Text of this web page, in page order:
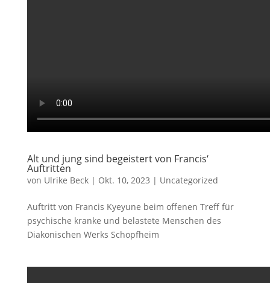
Alt und jung sind begeistert von Francis‘
Auftritten
von Ulrike Beck| Okt. 10, 2023 | Uncategorized
Auftritt von Francis Kyeyune beim offenen Treff für
psychische kranke und belastete Menschen des
Diakonischen Werks Schopfheim